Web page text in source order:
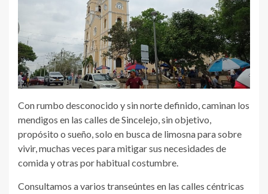
Con rumbo desconocido y sin norte definido, caminan los
mendigos en las calles de Sincelejo, sin objetivo,
propósito o sueño, solo en busca de limosna para sobre
vivir, muchas veces para mitigar sus necesidades de
comida y otras por habitual costumbre.
Consultamos a varios transeúntes en las calles céntricas